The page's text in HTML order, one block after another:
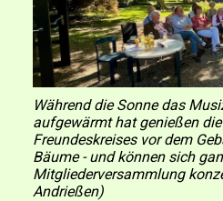
Während die Sonne das
aufgewärmt hat genießen
Freundeskreises vor dem
Bäume - und können sich
Mitgliederversammlung
Andrießen)